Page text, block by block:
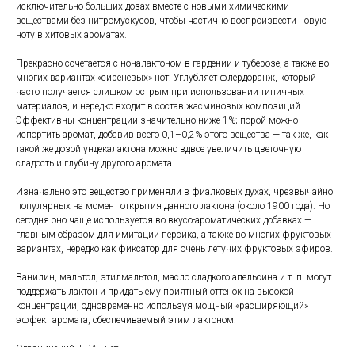
исключительно больших дозах вместе с новыми химическими
веществами без нитромускусов, чтобы частично воспроизвести новую
ноту в хитовых ароматах.
Прекрасно сочетается с ноналактоном в гардении и туберозе, а также во
многих вариантах «сиреневых» нот. Углубляет флердоранж, который
часто получается слишком острым при использовании типичных
материалов, и нередко входит в состав жасминовых композиций.
Эффективны концентрации значительно ниже 1%; порой можно
испортить аромат, добавив всего 0,1–0,2% этого вещества — так же, как
такой же дозой ундекалактона можно вдвое увеличить цветочную
сладость и глубину другого аромата.
Изначально это вещество применяли в фиалковых духах, чрезвычайно
популярных на момент открытия данного лактона (около 1900 года). Но
сегодня оно чаще используется во вкусо-ароматических добавках —
главным образом для имитации персика, а также во многих фруктовых
вариантах, нередко как фиксатор для очень летучих фруктовых эфиров.
Ванилин, мальтол, этилмальтол, масло сладкого апельсина и т. п. могут
поддержать лактон и придать ему приятный оттенок на высокой
концентрации, одновременно используя мощный «расширяющий»
эффект аромата, обеспечиваемый этим лактоном.